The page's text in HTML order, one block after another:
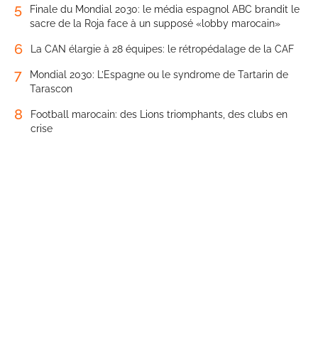
5
Finale du Mondial 2030: le média espagnol ABC brandit le
sacre de la Roja face à un supposé «lobby marocain»
6 La CAN élargie à 28 équipes: le rétropédalage de la CAF
7
Mondial 2030: L’Espagne ou le syndrome de Tartarin de
Tarascon
8
Football marocain: des Lions triomphants, des clubs en
crise